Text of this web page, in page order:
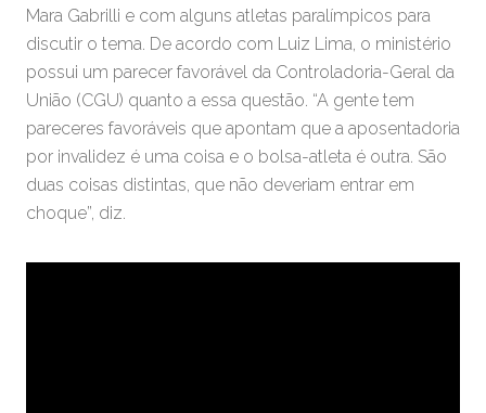
Mara Gabrilli e com alguns atletas paralímpicos para
discutir o tema. De acordo com Luiz Lima, o ministério
possui um parecer favorável da Controladoria-Geral da
União (CGU) quanto a essa questão. “A gente tem
pareceres favoráveis que apontam que a aposentadoria
por invalidez é uma coisa e o bolsa-atleta é outra. São
duas coisas distintas, que não deveriam entrar em
choque”, diz.